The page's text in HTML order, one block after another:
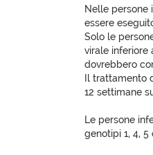
Nelle persone
essere
Solo le
virale inferiore
dovrebbero
Il trattamento
12 settimane
Le persone
genotipi 1, 4,